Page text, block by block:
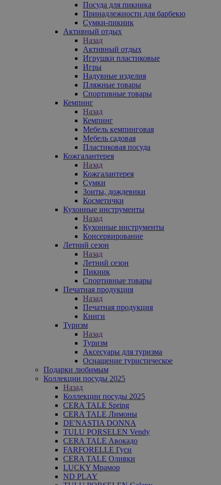
Посуда для пикника
Принадлежности для барбекю
Сумки-пикник
Активный отдых
Назад
Активный отдых
Игрушки пластиковые
Игры
Надувные изделия
Пляжные товары
Спортивные товары
Кемпинг
Назад
Кемпинг
Мебель кемпинговая
Мебель садовая
Пластиковая посуда
Кожгалантерея
Назад
Кожгалантерея
Сумки
Зонты, дождевики
Косметички
Кухонные инструменты
Назад
Кухонные инструменты
Консервирование
Летний сезон
Назад
Летний сезон
Пикник
Спортивные товары
Печатная продукция
Назад
Печатная продукция
Книги
Туризм
Назад
Туризм
Аксесуары для туризма
Оснащение туристическое
Подарки любимым
Коллекции посуды 2025
Назад
Коллекции посуды 2025
CERA TALE Spring
CERA TALE Лимоны
DE'NASTIA DONNA
TULU PORSELEN Vendy
CERA TALE Авокадо
FARFORELLE Гуси
CERA TALE Оливки
LUCKY Мрамор
ND PLAY